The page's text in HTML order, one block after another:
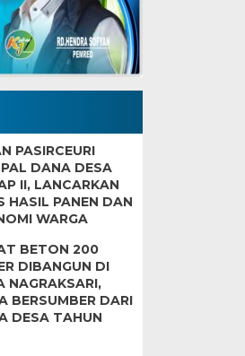
PASIRCEURI
DANA DESA
II, LANCARKAN
HASIL PANEN DAN
WARGA
BETON 200
DIBANGUN DI
NAGRAKSARI,
BERSUMBER DARI
DESA TAHUN